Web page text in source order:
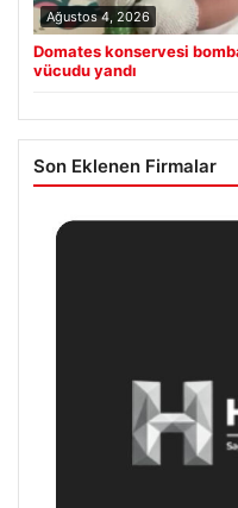
Ağustos 4, 2026
Domates konservesi
vücudu yandı
Son Eklenen Firmalar